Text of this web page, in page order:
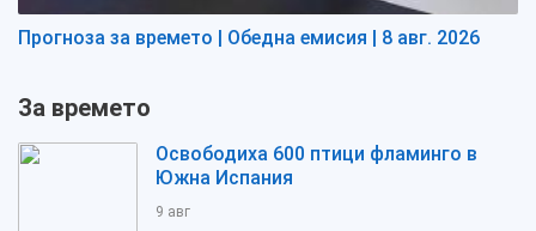
Прогноза за времето | Обедна емисия | 8 авг. 2026
За времето
Освободиха 600 птици фламинго в
Южна Испания
9 авг